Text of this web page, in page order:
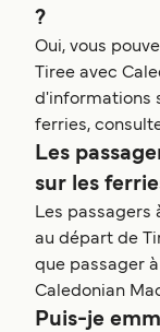
?
Oui, vous
Tiree avec
d'informations
ferries,
Les
sur les
Les passagers
au départ de
que passager
Caledonian
Puis-je